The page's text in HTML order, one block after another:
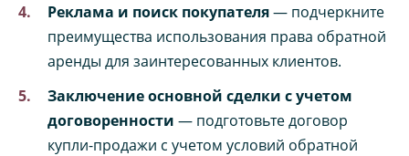
Реклама и поиск покупателя— подчеркните
преимущества использования права обратной
аренды для заинтересованных клиентов.
Заключение основной сделки с учетом
договоренности — подготовьте договор
купли-продажи с учетом условий обратной